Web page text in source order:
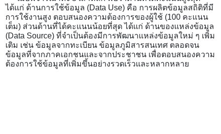
ได้แก่ ด้านการใช้ข้อมูล (Data Use) คือ การผลิตข้อมูลสถิติที่มี
การใช้งานสูง ตอบสนองความต้องการของผู้ใช้ (100 คะแนน
เต็ม) ส่วนด้านที่ได้คะแนนน้อยที่สุด ได้แก่ ด้านของแหล่งข้อมูล
(Data Source) ที่จำเป็นต้องมีการพัฒนาแหล่งข้อมูลใหม่ ๆ เพิ่ม
เติม เช่น ข้อมูลจากทะเบียน ข้อมูลภูมิสารสนเทศ ตลอดจน
ข้อมูลที่จากภาคเอกชนและจากประชาชน เพื่อตอบสนองความ
ต้องการใช้ข้อมูลที่เพิ่มขึ้นอย่างรวดเร็วและหลากหลาย